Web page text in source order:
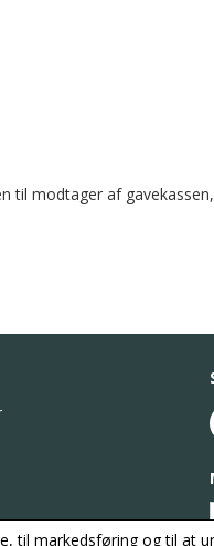
til modtager af
til markedsføring og til at